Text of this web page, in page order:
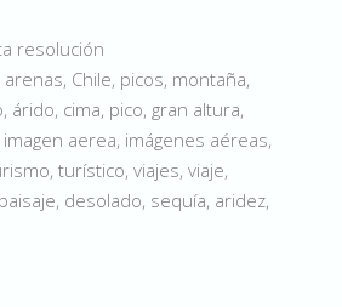
resolución
Chile, picos, montaña,
cima, pico, gran altura,
aerea, imágenes aéreas,
turístico, viajes, viaje,
desolado, sequía, aridez,